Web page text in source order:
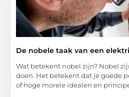
De nobele taak van een
Wat betekent nobel zijn? Nobel
doen. Het betekent dat je goede
of hoge morele idealen en